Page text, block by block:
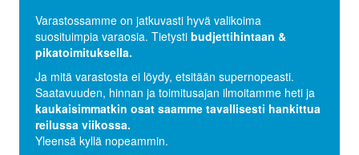
Varastossamme on jatkuvasti hyvä valikoima
suosituimpia varaosia. Tietysti budjettihintaan &
pikatoimituksella.
Ja mitä varastosta ei löydy, etsitään supernopeasti.
Saatavuuden, hinnan ja toimitusajan ilmoitamme heti ja
kaukaisimmatkin osat saamme tavallisesti hankittua
reilussa viikossa.
Yleensä kyllä nopeammin.